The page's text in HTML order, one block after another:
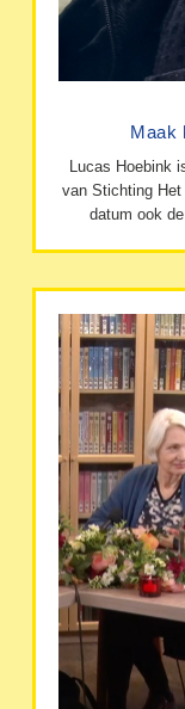
Maak
Lucas Hoebink
van Stichting
datum ook